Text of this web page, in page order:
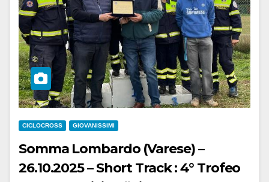
CICLOCROSS GIOVANISSIMI
Somma Lombardo (Varese) –
26.10.2025 – Short Track : 4° Trofeo